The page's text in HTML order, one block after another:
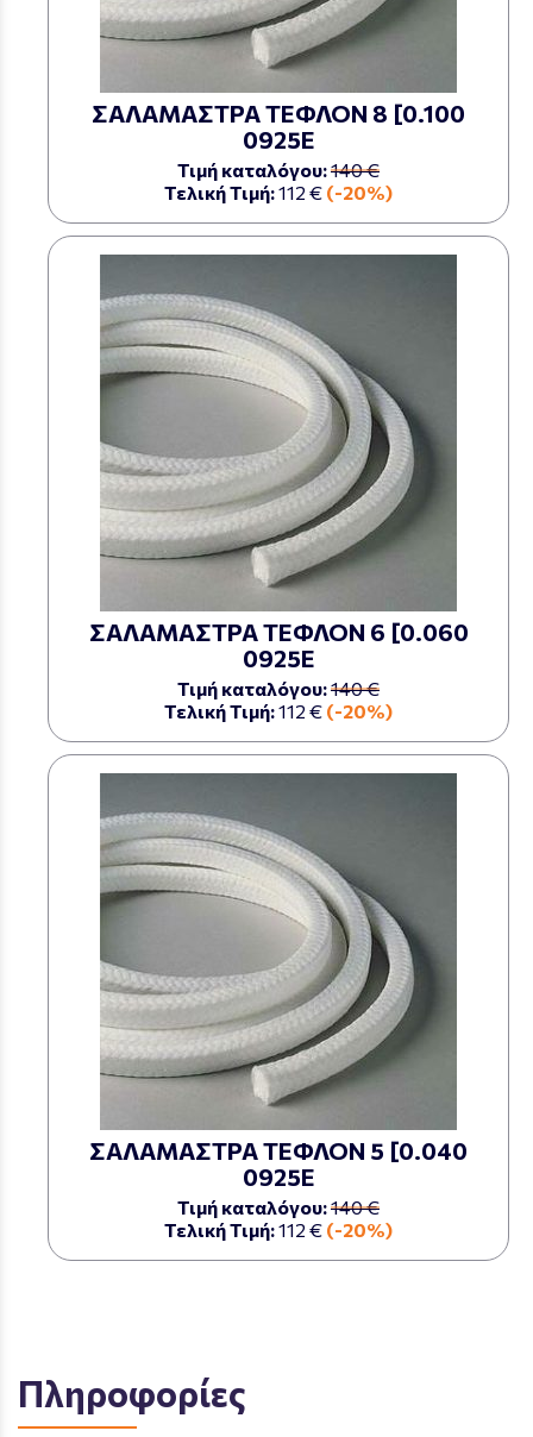
ΣΑΛΑΜΑΣΤΡΑ ΤΕΦΛΟΝ 8 [0.100
0925Ε
Τιμή καταλόγου:140 €
Τελική Τιμή:112 € (-20%)
ΣΑΛΑΜΑΣΤΡΑ ΤΕΦΛΟΝ 6 [0.060
0925Ε
Τιμή καταλόγου:140 €
Τελική Τιμή:112 € (-20%)
ΣΑΛΑΜΑΣΤΡΑ ΤΕΦΛΟΝ 5 [0.040
0925Ε
Τιμή καταλόγου:140 €
Τελική Τιμή:112 € (-20%)
Πληροφορίες